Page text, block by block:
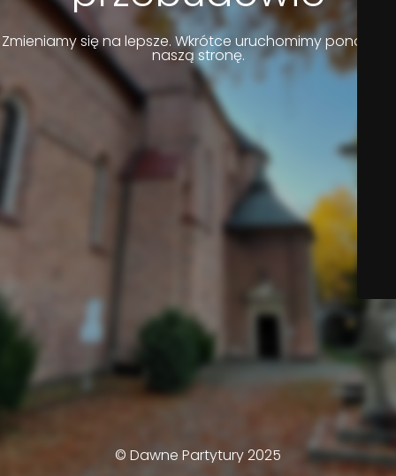
Zmieniamy się na lepsze. Wkrótce uruchomimy ponownie
naszą stronę.
© Dawne Partytury 2025